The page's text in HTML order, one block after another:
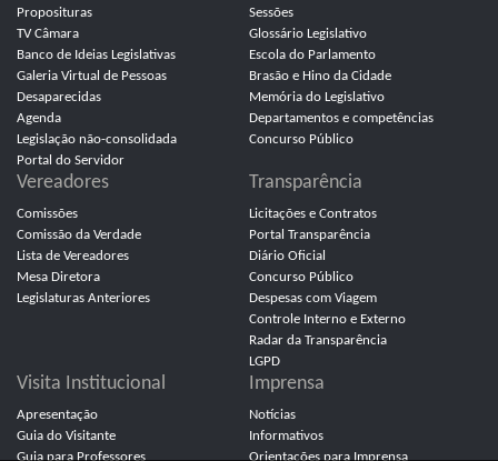
Proposituras
TV Câmara
Banco de Ideias Legislativas
Galeria Virtual de Pessoas
Desaparecidas
Agenda
Legislação não-consolidada
Portal do Servidor
Sessões
Glossário Legislativo
Escola do Parlamento
Brasão e Hino da Cidade
Memória do Legislativo
Departamentos e competências
Concurso Público
Vereadores
Comissões
Comissão da Verdade
Lista de Vereadores
Mesa Diretora
Legislaturas Anteriores
Transparência
Licitações e Contratos
Portal Transparência
Diário Oficial
Concurso Público
Despesas com Viagem
Controle Interno e Externo
Radar da Transparência
LGPD
Visita Institucional
Apresentação
Guia do Visitante
Guia para Professores
Imprensa
Notícias
Informativos
Orientações para Imprensa